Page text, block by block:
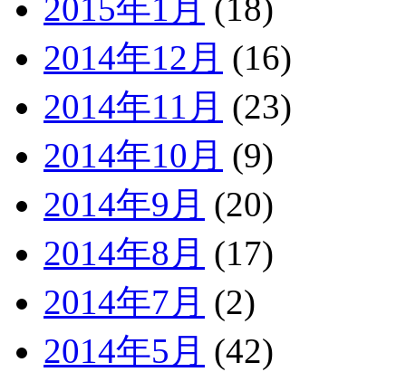
2015年1月 (18)
2014年12月 (16)
2014年11月 (23)
2014年10月 (9)
2014年9月 (20)
2014年8月 (17)
2014年7月 (2)
2014年5月 (42)